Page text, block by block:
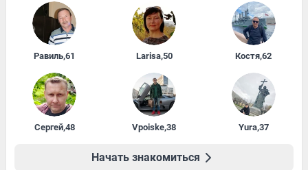
Равиль,61 Larisa,50 Костя,62
Сергей,48 Vpoiske,38 Yura,37
Начать знакомиться